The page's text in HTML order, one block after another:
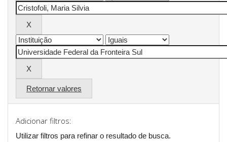
Retornar valores
Adicionar filtros:
Utilizar filtros para refinar o resultado de busca.